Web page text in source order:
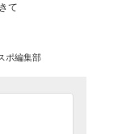
て
ポ編集部